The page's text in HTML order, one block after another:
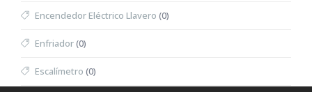
Encendedor Eléctrico Llavero (0)
Enfriador(0)
Escalímetro (0)